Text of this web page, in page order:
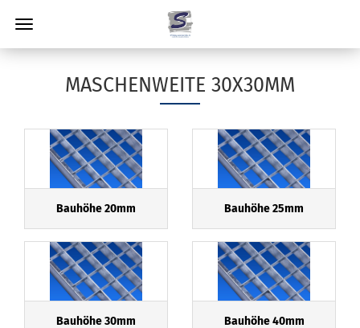
MASCHENWEITE 30X30MM
Bauhöhe 20mm Bauhöhe 25mm
Bauhöhe 30mm Bauhöhe 40mm